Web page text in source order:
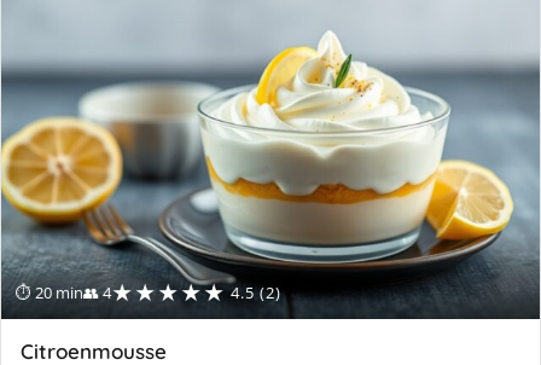
⏱ 20 min👥 4★★★★★ 4.5 (2)
Citroenmousse